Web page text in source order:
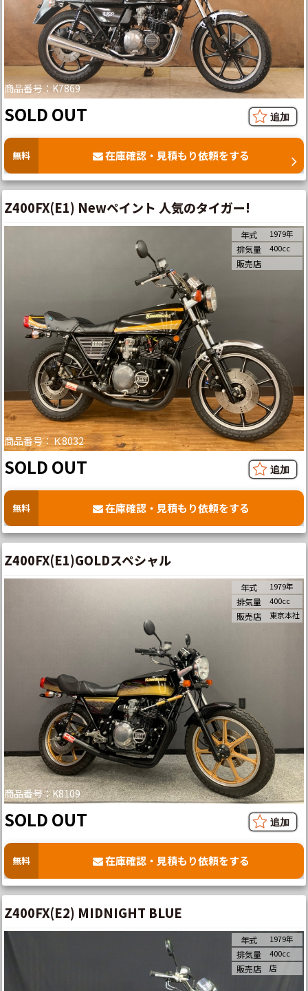
商品番号：K7869
SOLD OUT
無料 在庫確認・見積もり依頼をする
Z400FX(E1) Newペイント 人気のタイガー!
商品番号：Ｋ8032
年式 1979年
排気量 400cc
販売店
SOLD OUT
無料 在庫確認・見積もり依頼をする
Z400FX(E1)GOLDスペシャル
商品番号：K8109
年式 1979年
排気量 400cc
販売店 東京本社
SOLD OUT
無料 在庫確認・見積もり依頼をする
Z400FX(E2) MIDNIGHT BLUE
年式 1979年
排気量 400cc
販売店 店